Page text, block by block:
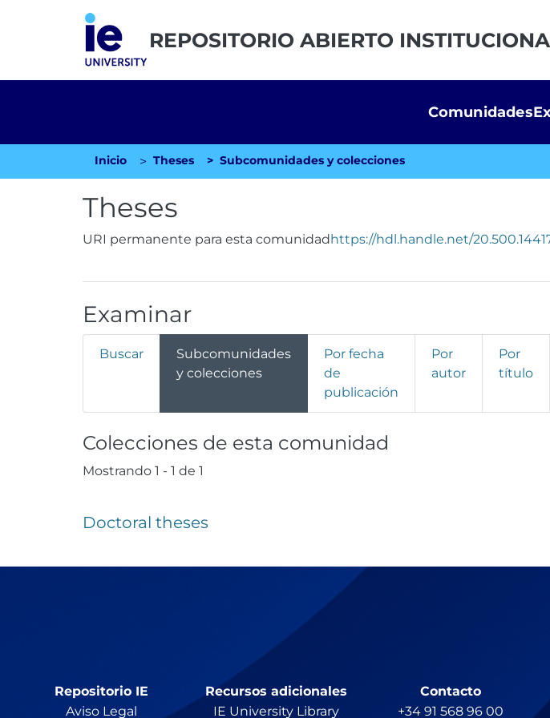
REPOSITORIO ABIERTO
Comunidades
Inicio Theses Subcomunidades y colecciones
Theses
URI permanente para esta comunidad https://hdl.handle.net/
Examinar
Buscar
Subcomunidades
y colecciones
Por fecha
de
publicación
Por
autor
Por
título
Colecciones de esta comunidad
Mostrando 1 - 1 de 1
Doctoral theses
Repositorio IE
Aviso Legal
Recursos adicionales
IE University Library
Contacto
+34 91 568 96 00